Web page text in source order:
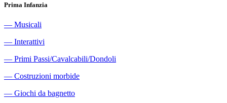
Prima Infanzia
― Musicali
― Interattivi
― Primi Passi/Cavalcabili/Dondoli
― Costruzioni morbide
― Giochi da bagnetto